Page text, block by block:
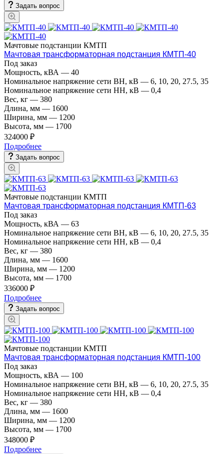
Задать вопрос
Мачтовые подстанции КМТП
Мачтовая трансформаторная подстанция КМТП-40
Под заказ
Мощность, кВА — 40
Номинальное напряжение сети ВН, кВ — 6, 10, 20, 27.5, 35
Номинальное напряжение сети НН, кВ — 0,4
Вес, кг — 380
Длина, мм — 1600
Ширина, мм — 1200
Высота, мм — 1700
324000 ₽
Подробнее
Задать вопрос
Мачтовые подстанции КМТП
Мачтовая трансформаторная подстанция КМТП-63
Под заказ
Мощность, кВА — 63
Номинальное напряжение сети ВН, кВ — 6, 10, 20, 27.5, 35
Номинальное напряжение сети НН, кВ — 0,4
Вес, кг — 380
Длина, мм — 1600
Ширина, мм — 1200
Высота, мм — 1700
336000 ₽
Подробнее
Задать вопрос
Мачтовые подстанции КМТП
Мачтовая трансформаторная подстанция КМТП-100
Под заказ
Мощность, кВА — 100
Номинальное напряжение сети ВН, кВ — 6, 10, 20, 27.5, 35
Номинальное напряжение сети НН, кВ — 0,4
Вес, кг — 380
Длина, мм — 1600
Ширина, мм — 1200
Высота, мм — 1700
348000 ₽
Подробнее